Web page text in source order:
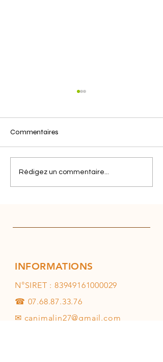
Commentaires
Rédigez un commentaire...
INFORMATIONS
N°SIRET :83949161000029
☎ 07.68.87.33.76
✉ canimalin27@gmail.com